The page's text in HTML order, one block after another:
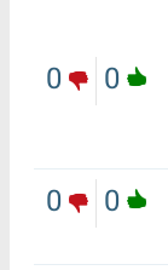
0
0
0
0